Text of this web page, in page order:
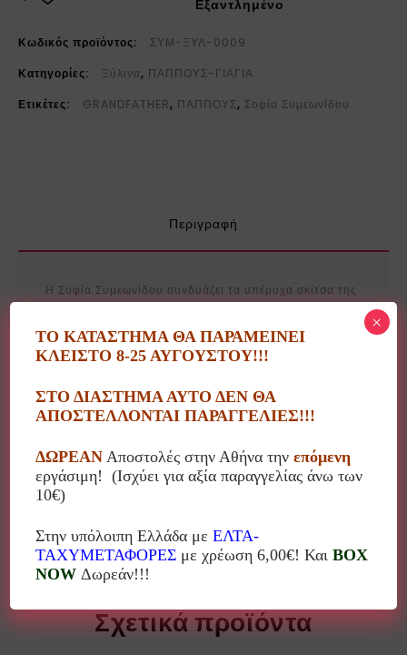
Εξαντλημένο
Κωδικός προϊόντος:
ΣΥΜ-ΞΥΛ-0009
Κατηγορίες:
Ξύλινα, ΠΑΠΠΟΥΣ-ΓΙΑΓΙΑ
Ετικέτες:
GRANDFATHER, ΠΑΠΠΟΥΣ, Σοφία Συμεωνίδου
Περιγραφή
Η Σοφία Συμεωνίδου συνδυάζει τα υπέροχα σκίτσα της
αντικείμενα που μιλούν στην καρδιά μας! Δωράκια
προσωποποιημένα, δωράκια με ευχές, μηνύματα,
Κάτι παραπάνω από ένα απλό διακοσμητικό!!!
Το προϊόν είναι εξ’ολοκλήρου χειροποίητο οπότε
μπορεί να υπάρχουν διαφορές στα χρώματα, μηνύματα
κτλ.
Σχετικά προϊόντα
ΤΟ ΚΑΤΑΣΤΗΜΑ ΘΑ ΠΑΡΑΜΕΙΝΕΙ
ΚΛΕΙΣΤΟ 8-25 ΑΥΓΟΥΣΤΟΥ!!!
ΣΤΟ ΔΙΑΣΤΗΜΑ ΑΥΤΟ ΔΕΝ ΘΑ
ΑΠΟΣΤΕΛΛΟΝΤΑΙ ΠΑΡΑΓΓΕΛΙΕΣ!!!
ΔΩΡΕΑΝ Αποστολές στην Αθήνα τηνεπόμενη
εργάσιμη! (Ισχύει για αξία παραγγελίας άνω των
10€)
Στην υπόλοιπη Ελλάδα μεΕΛΤΑ-
ΤΑΧΥΜΕΤΑΦΟΡΕΣ με χρέωση 6,00€! ΚαιBOX
NOW Δωρεάν!!!
×